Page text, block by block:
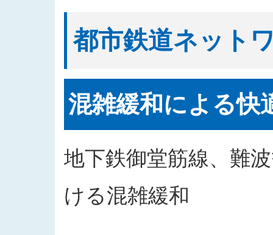
都市鉄道ネット
混雑緩和による快
地下鉄御堂筋線、難
ける混雑緩和